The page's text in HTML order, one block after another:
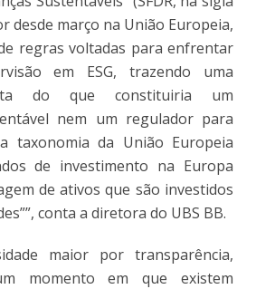
desde março na União Europeia,
regras voltadas para enfrentar
em ESG, trazendo uma
do que constituiria um
nem um regulador para
taxonomia da União Europeia
de investimento na Europa
de ativos que são investidos
conta a diretora do UBS BB.
maior por transparência,
momento em que existem